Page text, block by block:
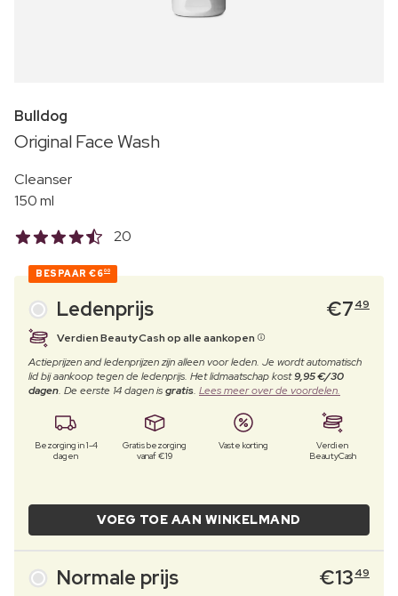
Bulldog
Original Face Wash
Cleanser
150 ml
20
BESPAAR €600
Ledenprijs €7 49
Verdien BeautyCash op alle aankopen
Actieprijzen and ledenprijzen zijn alleen voor leden. Je wordt automatisch
lid bij aankoop tegen de ledenprijs. Het lidmaatschap kost9,95 €/30
dagen. De eerste 14 dagen isgratis. Lees meer over de voordelen.
Bezorging in 1-4
dagen
Gratis bezorging
vanaf €19
Vaste korting
Verdien
BeautyCash
VOEG TOE AAN WINKELMAND
Normale prijs €13 49